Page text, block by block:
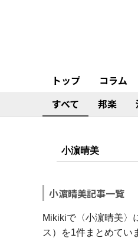
トップ コラム
すべて
邦楽
小濵晴美記事一覧
Mikikiで〈小濵晴美〉
ス）を1件まとめてい